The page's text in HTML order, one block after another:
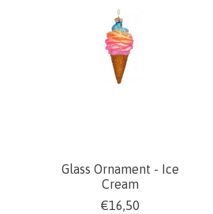
Glass Ornament - Ice
Cream
€16,50